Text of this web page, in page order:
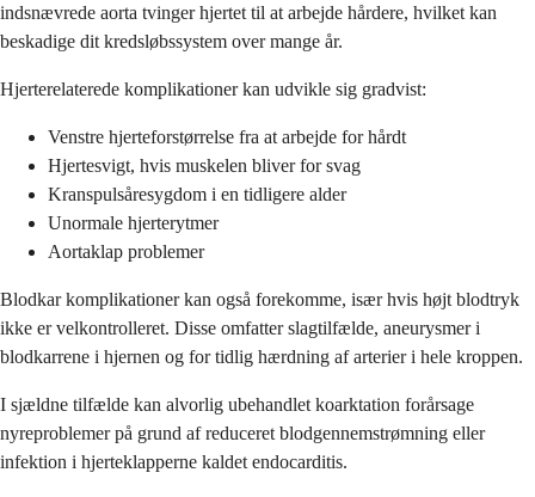
indsnævrede aorta tvinger hjertet til at arbejde hårdere, hvilket kan
beskadige dit kredsløbssystem over mange år.
Hjerterelaterede komplikationer kan udvikle sig gradvist:
Venstre hjerteforstørrelse fra at arbejde for hårdt
Hjertesvigt, hvis muskelen bliver for svag
Kranspulsåresygdom i en tidligere alder
Unormale hjerterytmer
Aortaklap problemer
Blodkar komplikationer kan også forekomme, især hvis højt blodtryk
ikke er velkontrolleret. Disse omfatter slagtilfælde, aneurysmer i
blodkarrene i hjernen og for tidlig hærdning af arterier i hele kroppen.
I sjældne tilfælde kan alvorlig ubehandlet koarktation forårsage
nyreproblemer på grund af reduceret blodgennemstrømning eller
infektion i hjerteklapperne kaldet endocarditis.